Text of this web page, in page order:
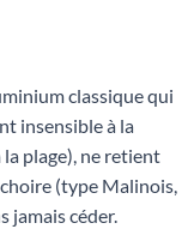
classique qui
insensible à la
plage), ne retient
(type Malinois,
jamais céder.